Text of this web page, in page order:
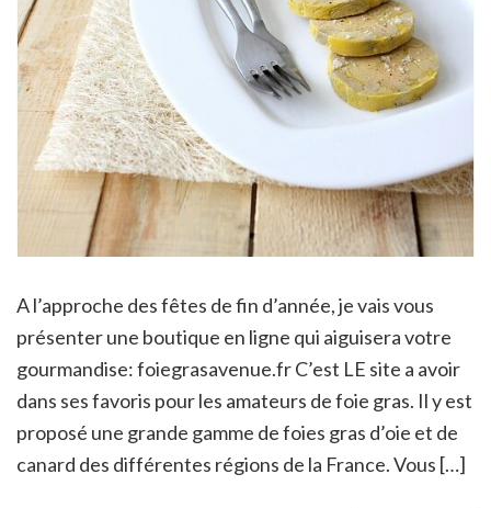
A l’approche des fêtes de fin d’année, je vais vous
présenter une boutique en ligne qui aiguisera votre
gourmandise: foiegrasavenue.fr C’est LE site a avoir
dans ses favoris pour les amateurs de foie gras. Il y est
proposé une grande gamme de foies gras d’oie et de
canard des différentes régions de la France. Vous […]